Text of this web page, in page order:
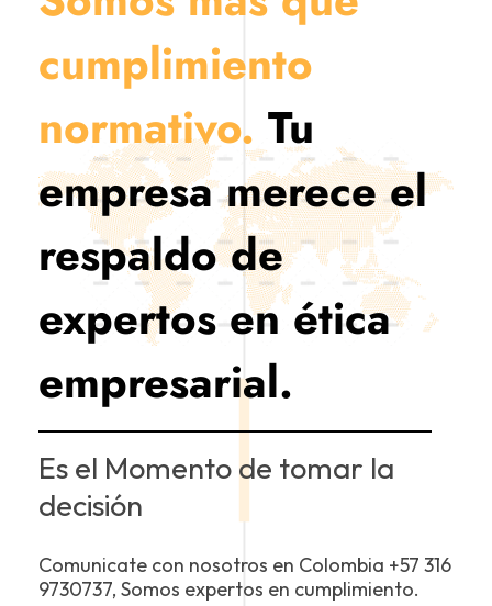
cumplimiento
normativo. Tu
empresa merece el
respaldo de
expertos en ética
empresarial.
Es el Momento de tomar la
decisión
Comunicate con nosotros en Colombia +57 316
9730737, Somos expertos en cumplimiento.